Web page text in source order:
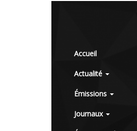
Accueil
Actualité
Émissions
Journaux